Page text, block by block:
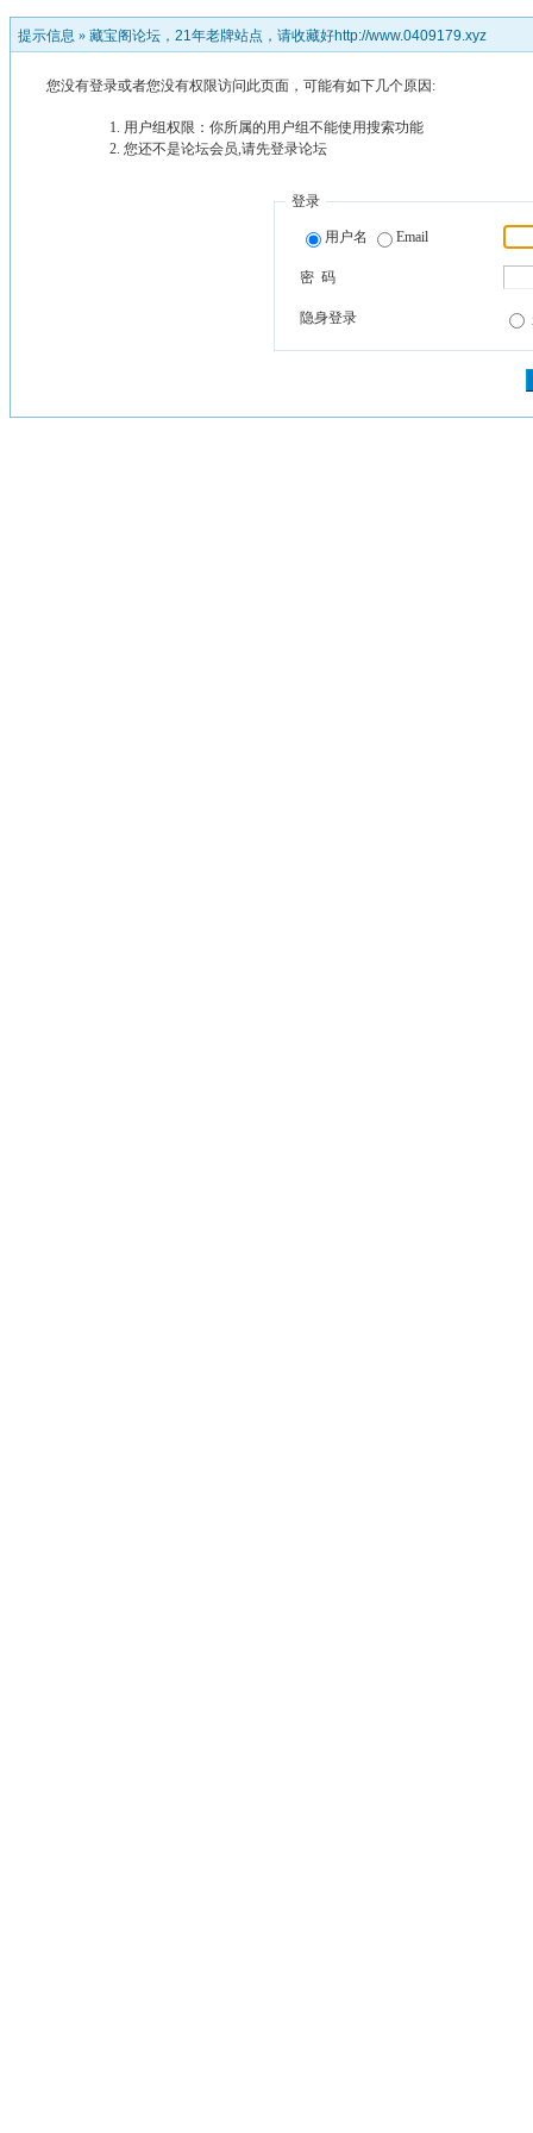
提示信息 » 藏宝阁论坛，21年老牌站点，请收藏好http://www.0409179.xyz
您没有登录或者您没有权限访问此页面，可能有如下几个原因:
用户组权限：你所属的用户组不能使用搜索功能
您还不是论坛会员,请先登录论坛
登录
用户名 Email
密 码
隐身登录